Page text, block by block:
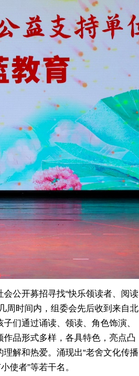
公开募招寻找“快乐领读者、阅读
周时间内，组委会先后收到来自北
们通过诵读、领读、角色饰演、
品形式多样，各具特色，亮点凸
解和热爱。涌现出“老舍文化传播
使者”等若干名。